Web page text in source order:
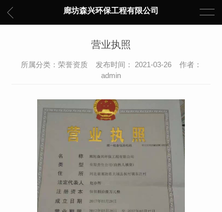
廊坊森兴环保工程有限公司
营业执照
所属分类：荣誉资质 发布时间： 2021-03-26 作者：
admin